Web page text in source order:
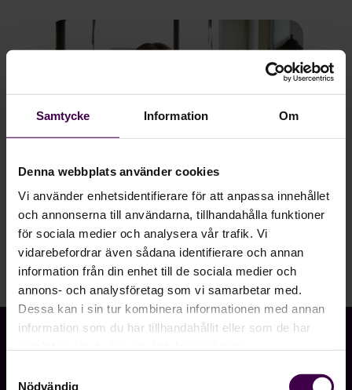
Samtycke Information Om
Denna webbplats använder cookies
Vi använder enhetsidentifierare för att anpassa innehållet
och annonserna till användarna, tillhandahålla funktioner
för sociala medier och analysera vår trafik. Vi
vidarebefordrar även sådana identifierare och annan
information från din enhet till de sociala medier och
annons- och analysföretag som vi samarbetar med.
Dessa kan i sin tur kombinera informationen med annan
information som du har tillhandahållit eller som de har
Nödvändig
2020-02-06
Slipp onödigt arbete vid årets lönerevision